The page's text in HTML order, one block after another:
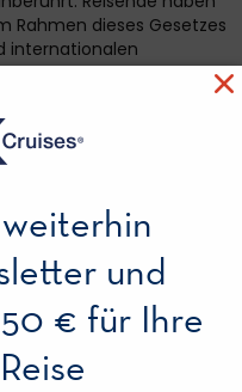
und
€ für Ihre